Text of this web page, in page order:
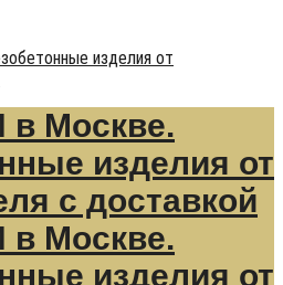
изделия от